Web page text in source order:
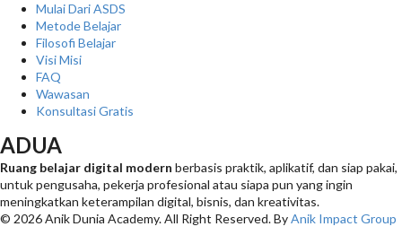
Mulai Dari ASDS
Metode Belajar
Filosofi Belajar
Visi Misi
FAQ
Wawasan
Konsultasi Gratis
ADUA
Ruang belajar digital modern berbasis praktik, aplikatif, dan siap pakai,
untuk pengusaha, pekerja profesional atau siapa pun yang ingin
meningkatkan keterampilan digital, bisnis, dan kreativitas.
© 2026 Anik Dunia Academy. All Right Reserved. ByAnik Impact Group